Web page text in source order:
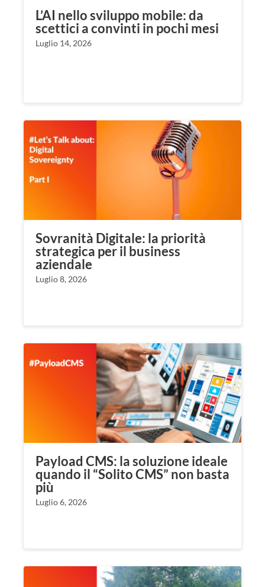
L’AI nello sviluppo mobile: da
scettici a convinti in pochi mesi
Luglio 14, 2026
Sovranità Digitale: la priorità
strategica per il business
aziendale
Luglio 8, 2026
Payload CMS: la soluzione ideale
quando il “Solito CMS” non basta
più
Luglio 6, 2026